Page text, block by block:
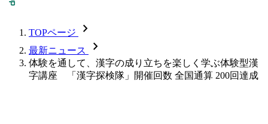
TOPページ chevron_forward
最新ニュース chevron_forward
体験を通して、漢字の成り立ちを楽しく学ぶ体験型漢
字講座 「漢字探検隊」開催回数 全国通算 200回達成